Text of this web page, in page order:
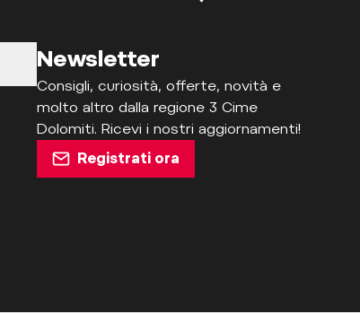
Newsletter
Consigli, curiosità, offerte, novità e
molto altro dalla regione 3 Cime
Dolomiti. Ricevi i nostri aggiornamenti!
Registrati ora